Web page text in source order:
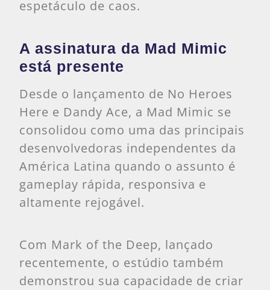
espetáculo de caos.
A assinatura da Mad Mimic
está presente
Desde o lançamento de No Heroes
Here e Dandy Ace, a Mad Mimic se
consolidou como uma das principais
desenvolvedoras independentes da
América Latina quando o assunto é
gameplay rápida, responsiva e
altamente rejogável.
Com Mark of the Deep, lançado
recentemente, o estúdio também
demonstrou sua capacidade de criar